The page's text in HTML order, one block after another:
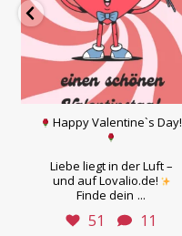
Happy Valentine`s Day!
Liebe liegt in der Luft –
und auf Lovalio.de!
Finde dein ...
51 11